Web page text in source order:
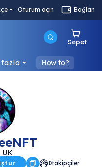
Oturum açın Bağlan
Sepet
How to?
UK
0takipçiler